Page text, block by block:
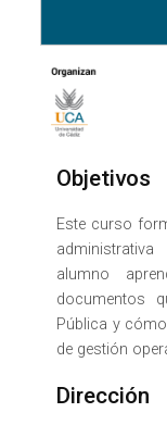
Objetivos
Este curso
alumno
documentos
Pública y
de gestión
Dirección